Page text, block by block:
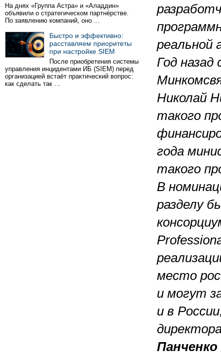
На днях «Группа Астра» и «Аладдин»
объявили о стратегическом партнёрстве.
По заявлению компаний, оно …
Быстро и эффективно:
расставляем приоритеты
при настройке SIEM
После приобретения системы
управления инцидентами ИБ (SIEM) перед
организацией встаёт практический вопрос:
как сделать так …
реальной
Год
Николай
такого
года
такого
В
разделу
место
и могут
и в
Панченко